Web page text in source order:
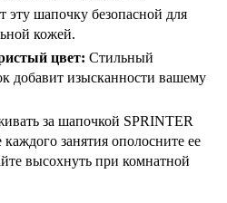
эту шапочку безопасной для
кожей.
цвет: Стильный
добавит изысканности вашему
за шапочкой SPRINTER
занятия ополосните ее
высохнуть при комнатной